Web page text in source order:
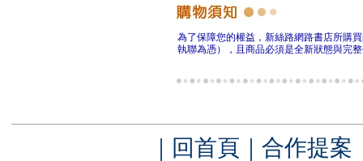
為了保障您的權益，新絲路網路書店所購
執聯為憑），且商品必須是全新狀態與完
｜ 回首頁 ｜ 合作提案